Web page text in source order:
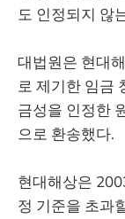
도 인정되지 않
대법원은 현대
로 제기한 임금
금성을 인정한
으로 환송했다.
현대해상은
정 기준을 초과